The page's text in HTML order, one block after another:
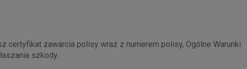
certyfikat zawarcia polisy wraz z numerem polisy, Ogólne Warunki
szkody.